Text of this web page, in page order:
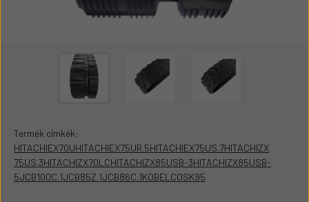
Termék címkék:
HITACHIEX70UHITACHIEX75UR.5HITACHIEX75US.7HITACHIZX
75US.3HITACHIZX70LCHITACHIZX85USB-3HITACHIZX85USB-
5JCB100C.1JCB85Z.1JCB86C.1KOBELCOSK95